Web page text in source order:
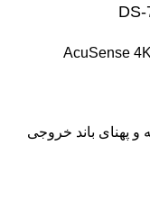
AcuSense
بر ثانیه و پهنای باند خروجی